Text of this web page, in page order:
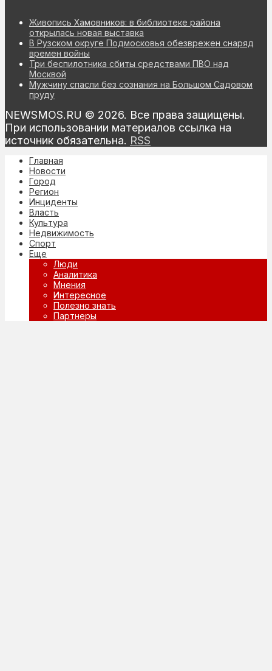
Живопись Хамовников: в библиотеке района
открылась новая выставка
В Рузском округе Подмосковья обезврежен снаряд
времен войны
Три беспилотника сбиты средствами ПВО над
Москвой
Мужчину спасли без сознания на Большом Садовом
пруду
NEWSMOS.RU © 2026. Все права защищены.
При использовании материалов ссылка на
источник обязательна. RSS
Главная
Новости
Город
Регион
Инциденты
Власть
Культура
Недвижимость
Спорт
Еще
Люди
Аналитика
Мнения
Интересное
Полезно знать
Партнеры